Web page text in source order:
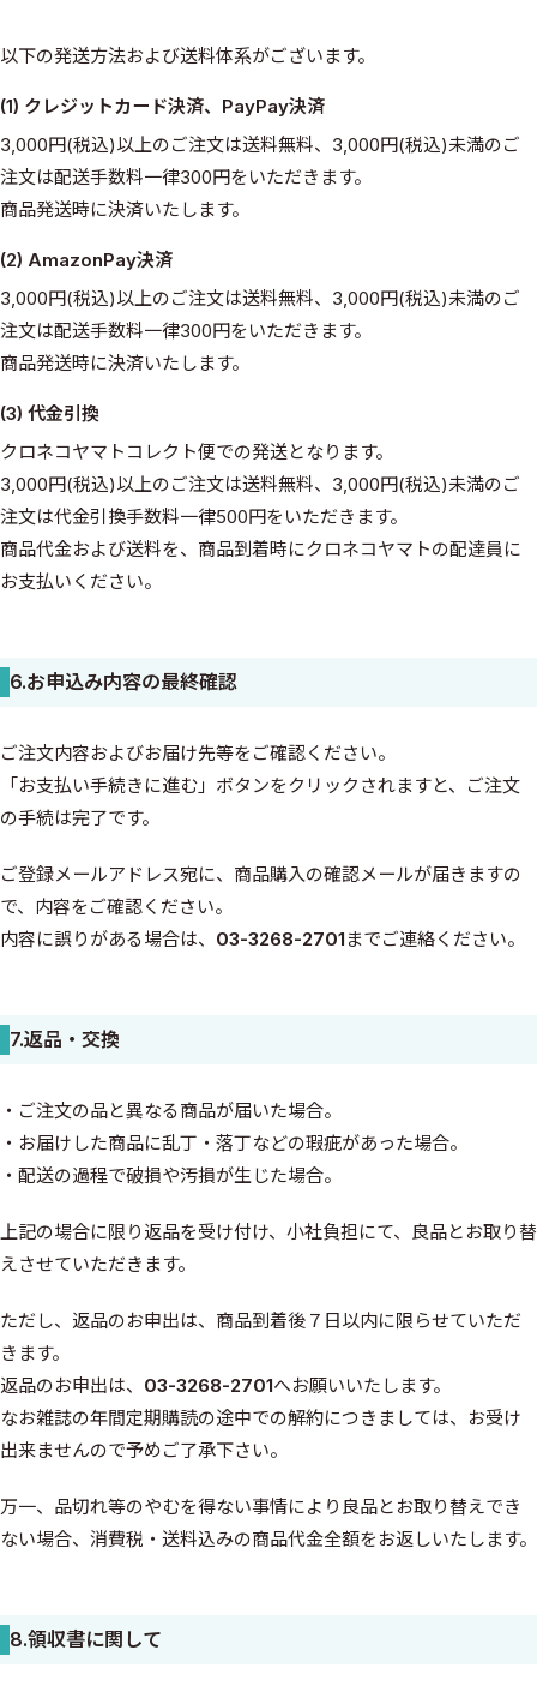
以下の発送方法および送料体系がございます。
(1) クレジットカード決済、PayPay決済
3,000円(税込)以上のご注文は送料無料、3,000円(税込)未満のご
注文は配送手数料一律300円をいただきます。
商品発送時に決済いたします。
(2) AmazonPay決済
3,000円(税込)以上のご注文は送料無料、3,000円(税込)未満のご
注文は配送手数料一律300円をいただきます。
商品発送時に決済いたします。
(3) 代金引換
クロネコヤマトコレクト便での発送となります。
3,000円(税込)以上のご注文は送料無料、3,000円(税込)未満のご
注文は代金引換手数料一律500円をいただきます。
商品代金および送料を、商品到着時にクロネコヤマトの配達員に
お支払いください。
6.お申込み内容の最終確認
ご注文内容およびお届け先等をご確認ください。
「お支払い手続きに進む」ボタンをクリックされますと、ご注文
の手続は完了です。
ご登録メールアドレス宛に、商品購入の確認メールが届きますの
で、内容をご確認ください。
内容に誤りがある場合は、 03-3268-2701 までご連絡ください。
7.返品・交換
・ご注文の品と異なる商品が届いた場合。
・お届けした商品に乱丁・落丁などの瑕疵があった場合。
・配送の過程で破損や汚損が生じた場合。
上記の場合に限り返品を受け付け、小社負担にて、良品とお取り替
えさせていただきます。
ただし、返品のお申出は、商品到着後７日以内に限らせていただ
きます。
返品のお申出は、 03-3268-2701へお願いいたします。
なお雑誌の年間定期購読の途中での解約につきましては、お受け
出来ませんので予めご了承下さい。
万一、品切れ等のやむを得ない事情により良品とお取り替えでき
ない場合、消費税・送料込みの商品代金全額をお返しいたします。
8.領収書に関して